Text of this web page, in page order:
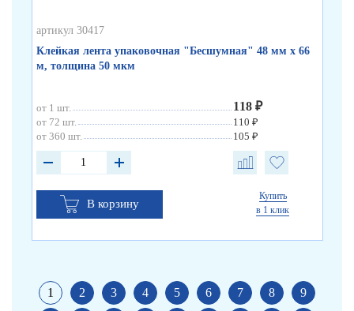
артикул 30417
Клейкая лента упаковочная "Бесшумная" 48 мм х 66
м, толщина 50 мкм
от 1 шт. 118 ₽
от 72 шт.
110 ₽
от 360 шт.
105 ₽
В корзину
Купить
в 1 клик
1 2 3 4 5 6 7 8
9